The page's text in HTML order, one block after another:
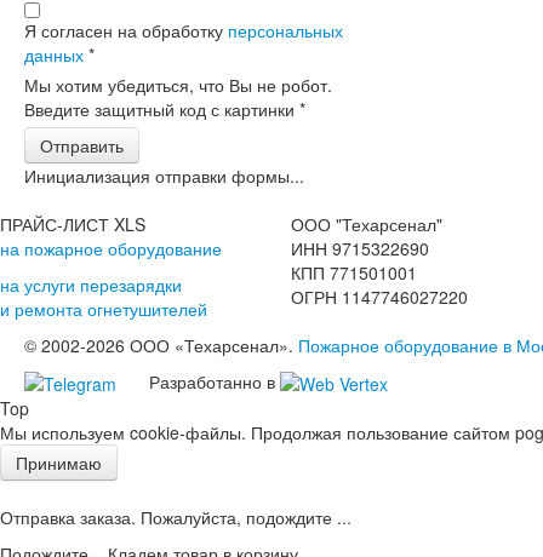
Я согласен на обработку персональных
данных *
Мы хотим убедиться, что Вы не робот.
Введите защитный код с картинки *
Отправить
Инициализация отправки формы...
ПРАЙС-ЛИСТ XLS
на пожарное оборудование
на услуги перезарядки
и ремонта огнетушителей
ООО "Техарсенал"
ИНН 9715322690
КПП 771501001
ОГРН 1147746027220
© 2002-2026 ООО «Техарсенал». Пожарное оборудование в
Разработанно в
Top
Мы используем cookie-файлы. Продолжая пользование сайтом
Принимаю
Отправка заказа. Пожалуйста, подождите ...